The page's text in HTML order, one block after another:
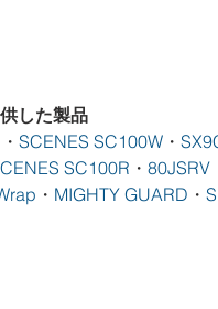
した製品
・ SCENES SC100W ・
SC100R ・ 80JSRV
・ MIGHTY GUARD ・